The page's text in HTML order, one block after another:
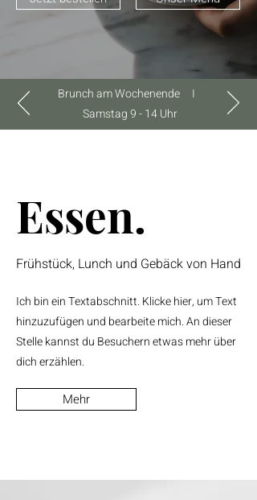
Brunch am Wochenende I
Samstag 9 - 14 Uhr
Essen.
Frühstück, Lunch und Gebäck von Hand
Ich bin ein Textabschnitt. Klicke hier, um Text
hinzuzufügen und bearbeite mich. An dieser
Stelle kannst du Besuchern etwas mehr über
dich erzählen.
Mehr